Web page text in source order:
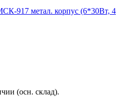
917 метал. корпус (6*30Вт, 4
(осн. склад).